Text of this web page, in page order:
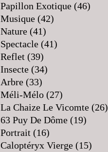
Papillon Exotique (46)
Musique (42)
Nature (41)
Spectacle (41)
Reflet (39)
Insecte (34)
Arbre (33)
Méli-Mélo (27)
La Chaize Le Vicomte (26)
63 Puy De Dôme (19)
Portrait (16)
Caloptéryx Vierge (15)